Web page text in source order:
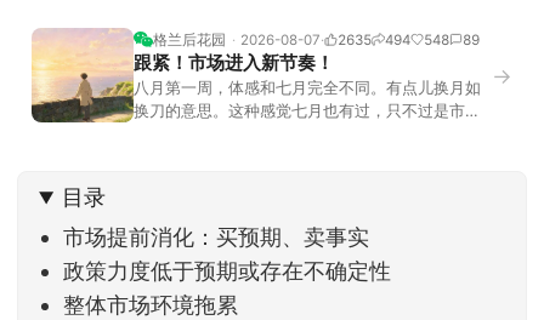
格兰后花园 2026-08-07 2635 494 548 89
跟紧！市场进入新节奏！
八月第一周，体感和七月完全不同。有点儿换月如
换刀的意思。这种感觉七月也有过，只不过是市场
家感受到了春天般的暖风。指数涨了百点，交易额
回暖到2
→
目录
市场提前消化：买预期、卖事实
政策力度低于预期或存在不确定性
整体市场环境拖累